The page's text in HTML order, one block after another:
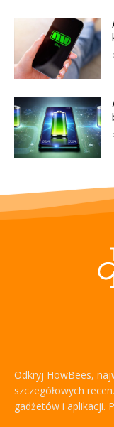
Odkryj HowBees,
szczegółowych
gadżetów i aplikacji.